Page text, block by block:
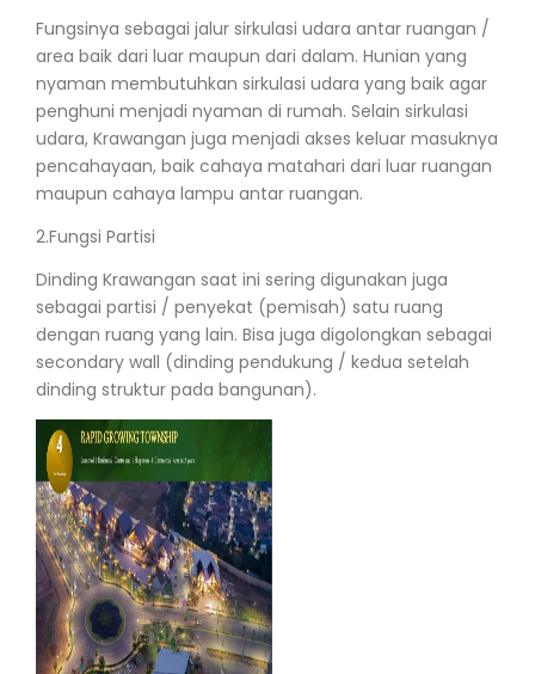
Fungsinya sebagai jalur sirkulasi udara antar ruangan /
area baik dari luar maupun dari dalam. Hunian yang
nyaman membutuhkan sirkulasi udara yang baik agar
penghuni menjadi nyaman di rumah. Selain sirkulasi
udara, Krawangan juga menjadi akses keluar masuknya
pencahayaan, baik cahaya matahari dari luar ruangan
maupun cahaya lampu antar ruangan.
2.Fungsi Partisi
Dinding Krawangan saat ini sering digunakan juga
sebagai partisi / penyekat (pemisah) satu ruang
dengan ruang yang lain. Bisa juga digolongkan sebagai
secondary wall (dinding pendukung / kedua setelah
dinding struktur pada bangunan).